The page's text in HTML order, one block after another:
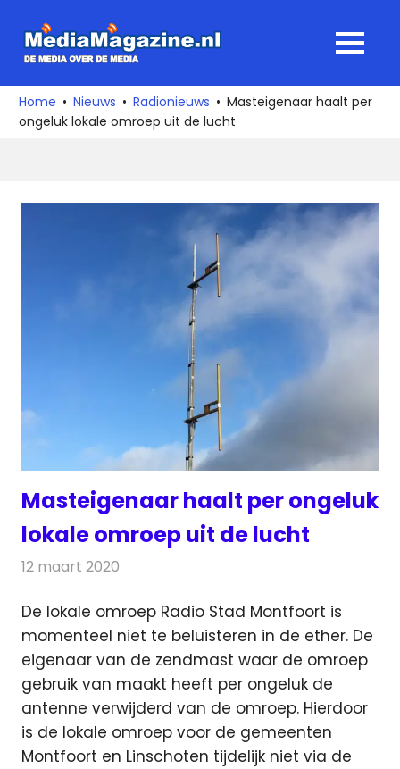
naar
media
over
de
MENU
Home Nieuws Radionieuws
Masteigenaar haalt per
ongeluk lokale omroep uit de lucht
Masteigenaar haalt per ongeluk
lokale omroep uit de lucht
12 maart 2020
De lokale omroep Radio Stad Montfoort is
momenteel niet te beluisteren in de ether. De
eigenaar van de zendmast waar de omroep
gebruik van maakt heeft per ongeluk de
antenne verwijderd van de omroep. Hierdoor
is de lokale omroep voor de gemeenten
Montfoort en Linschoten tijdelijk niet via de